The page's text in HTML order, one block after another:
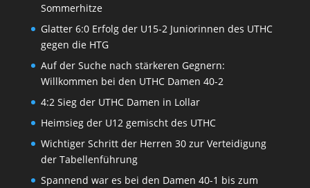
Sommerhitze
Glatter 6:0 Erfolg der U15-2 Juniorinnen des UTHC
gegen die HTG
Auf der Suche nach stärkeren Gegnern:
Willkommen bei den UTHC Damen 40-2
4:2 Sieg der UTHC Damen in Lollar
Heimsieg der U12 gemischt des UTHC
Wichtiger Schritt der Herren 30 zur Verteidigung
der Tabellenführung
Spannend war es bei den Damen 40-1 bis zum